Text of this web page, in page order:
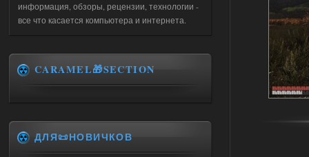
информация, обзоры, рецензии, технологии -
все что касается компьютера и интернета.
CARAMEL🎁SECTION
ДЛЯ📜НОВИЧКОВ